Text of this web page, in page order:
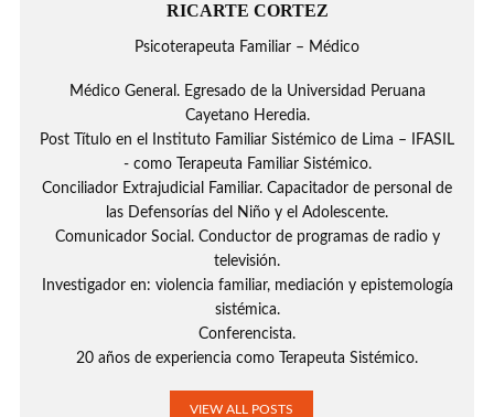
RICARTE CORTEZ
Psicoterapeuta Familiar – Médico
Médico General. Egresado de la Universidad Peruana
Cayetano Heredia.
Post Título en el Instituto Familiar Sistémico de Lima – IFASIL
- como Terapeuta Familiar Sistémico.
Conciliador Extrajudicial Familiar. Capacitador de personal de
las Defensorías del Niño y el Adolescente.
Comunicador Social. Conductor de programas de radio y
televisión.
Investigador en: violencia familiar, mediación y epistemología
sistémica.
Conferencista.
20 años de experiencia como Terapeuta Sistémico.
VIEW ALL POSTS